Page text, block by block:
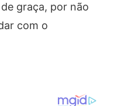
graça, por não
com o